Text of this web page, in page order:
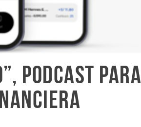
podcast para